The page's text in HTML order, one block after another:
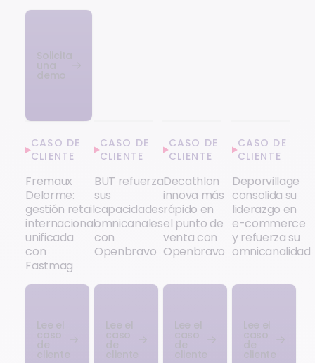
Solicita
una
demo
CASO DE
CLIENTE
Fremaux
Delorme:
gestión retail
internacional
unificada
con
Fastmag
Lee el
caso
de
cliente
CASO DE
CLIENTE
BUT refuerza
sus
capacidades
omnicanales
con
Openbravo
Lee el
caso
de
cliente
CASO DE
CLIENTE
Decathlon
innova más
rápido en
el punto de
venta con
Openbravo
Lee el
caso
de
cliente
CASO DE
CLIENTE
Deporvillage
consolida su
liderazgo en
e-commerce
y refuerza su
omnicanalidad
Lee el
caso
de
cliente